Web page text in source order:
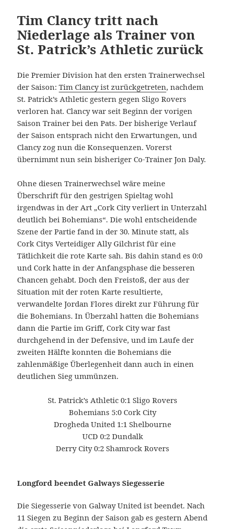
Tim Clancy tritt nach
Niederlage als Trainer von
St. Patrick’s Athletic zurück
Die Premier Division hat den ersten Trainerwechsel
der Saison:Tim Clancy ist zurückgetreten, nachdem
St. Patrick’s Athletic gestern gegen Sligo Rovers
verloren hat. Clancy war seit Beginn der vorigen
Saison Trainer bei den Pats. Der bisherige Verlauf
der Saison entsprach nicht den Erwartungen, und
Clancy zog nun die Konsequenzen. Vorerst
übernimmt nun sein bisheriger Co-Trainer Jon Daly.
Ohne diesen Trainerwechsel wäre meine
Überschrift für den gestrigen Spieltag wohl
irgendwas in der Art „Cork City verliert in Unterzahl
deutlich bei Bohemians“. Die wohl entscheidende
Szene der Partie fand in der 30. Minute statt, als
Cork Citys Verteidiger Ally Gilchrist für eine
Tätlichkeit die rote Karte sah. Bis dahin stand es 0:0
und Cork hatte in der Anfangsphase die besseren
Chancen gehabt. Doch den Freistoß, der aus der
Situation mit der roten Karte resultierte,
verwandelte Jordan Flores direkt zur Führung für
die Bohemians. In Überzahl hatten die Bohemians
dann die Partie im Griff, Cork City war fast
durchgehend in der Defensive, und im Laufe der
zweiten Hälfte konnten die Bohemians die
zahlenmäßige Überlegenheit dann auch in einen
deutlichen Sieg ummünzen.
St. Patrick’s Athletic 0:1 Sligo Rovers
Bohemians 5:0 Cork City
Drogheda United 1:1 Shelbourne
UCD 0:2 Dundalk
Derry City 0:2 Shamrock Rovers
Longford beendet Galways Siegesserie
Die Siegesserie von Galway United ist beendet. Nach
11 Siegen zu Beginn der Saison gab es gestern Abend